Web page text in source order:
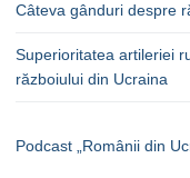
Câteva gânduri despre
Superioritatea artileriei
războiului din Ucraina
Podcast „Românii din